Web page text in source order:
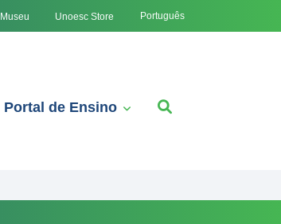
Museu Unoesc Store Português
Portal de Ensino